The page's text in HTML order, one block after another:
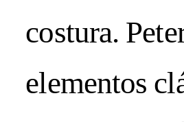
2026
—
costura.
elementos